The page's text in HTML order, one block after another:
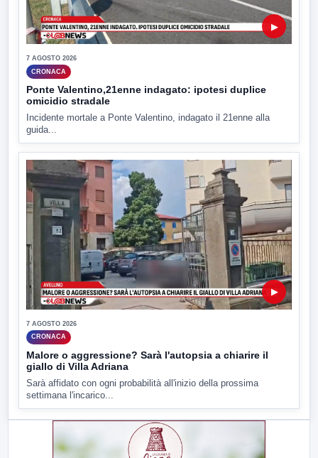
▶
7 AGOSTO 2026
CRONACA
Ponte Valentino,21enne indagato: ipotesi duplice
omicidio stradale
Incidente mortale a Ponte Valentino, indagato il 21enne alla
guida...
▶
7 AGOSTO 2026
CRONACA
Malore o aggressione? Sarà l'autopsia a chiarire il
giallo di Villa Adriana
Sarà affidato con ogni probabilità all'inizio della prossima
settimana l'incarico...